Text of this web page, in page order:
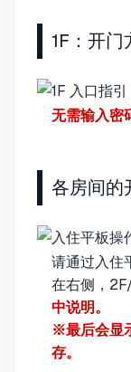
1F：开门
无需输入密
各房间的
请通过入住
在右侧，
中说明。
※最后会显
存。